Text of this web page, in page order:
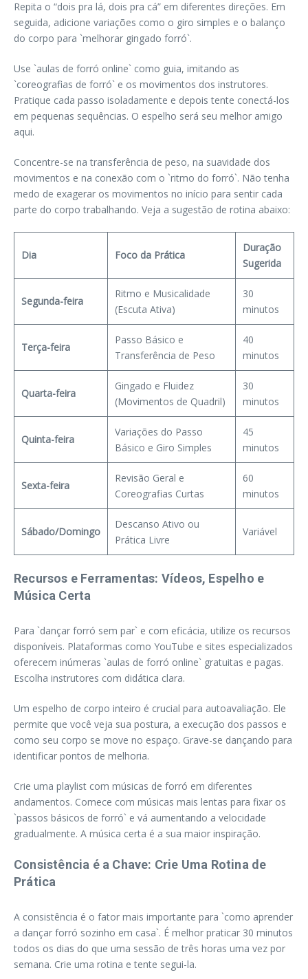
Repita o “dois pra lá, dois pra cá” em diferentes direções. Em
seguida, adicione variações como o giro simples e o balanço
do corpo para `melhorar gingado forró`.
Use `aulas de forró online` como guia, imitando as
`coreografias de forró` e os movimentos dos instrutores.
Pratique cada passo isoladamente e depois tente conectá-los
em pequenas sequências. O espelho será seu melhor amigo
aqui.
Concentre-se na transferência de peso, na suavidade dos
movimentos e na conexão com o `ritmo do forró`. Não tenha
medo de exagerar os movimentos no início para sentir cada
parte do corpo trabalhando. Veja a sugestão de rotina abaixo:
Dia Foco da Prática
Duração
Sugerida
Segunda-feira
Ritmo e Musicalidade
(Escuta Ativa)
30
minutos
Terça-feira
Passo Básico e
Transferência de Peso
40
minutos
Quarta-feira
Gingado e Fluidez
(Movimentos de Quadril)
30
minutos
Quinta-feira
Variações do Passo
Básico e Giro Simples
45
minutos
Sexta-feira
Revisão Geral e
Coreografias Curtas
60
minutos
Sábado/Domingo
Descanso Ativo ou
Prática Livre
Variável
Recursos e Ferramentas: Vídeos, Espelho e
Música Certa
Para `dançar forró sem par` e com eficácia, utilize os recursos
disponíveis. Plataformas como YouTube e sites especializados
oferecem inúmeras `aulas de forró online` gratuitas e pagas.
Escolha instrutores com didática clara.
Um espelho de corpo inteiro é crucial para autoavaliação. Ele
permite que você veja sua postura, a execução dos passos e
como seu corpo se move no espaço. Grave-se dançando para
identificar pontos de melhoria.
Crie uma playlist com músicas de forró em diferentes
andamentos. Comece com músicas mais lentas para fixar os
`passos básicos de forró` e vá aumentando a velocidade
gradualmente. A música certa é a sua maior inspiração.
Consistência é a Chave: Crie Uma Rotina de
Prática
A consistência é o fator mais importante para `como aprender
a dançar forró sozinho em casa`. É melhor praticar 30 minutos
todos os dias do que uma sessão de três horas uma vez por
semana. Crie uma rotina e tente segui-la.